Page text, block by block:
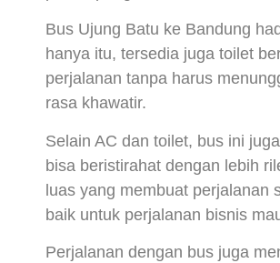
Bus Ujung Batu ke Bandung
hanya itu, tersedia juga toilet
perjalanan tanpa harus
rasa khawatir.
Selain AC dan toilet, bus ini
bisa beristirahat dengan lebih
luas yang membuat perjalanan
baik untuk perjalanan bisnis
Perjalanan dengan bus juga